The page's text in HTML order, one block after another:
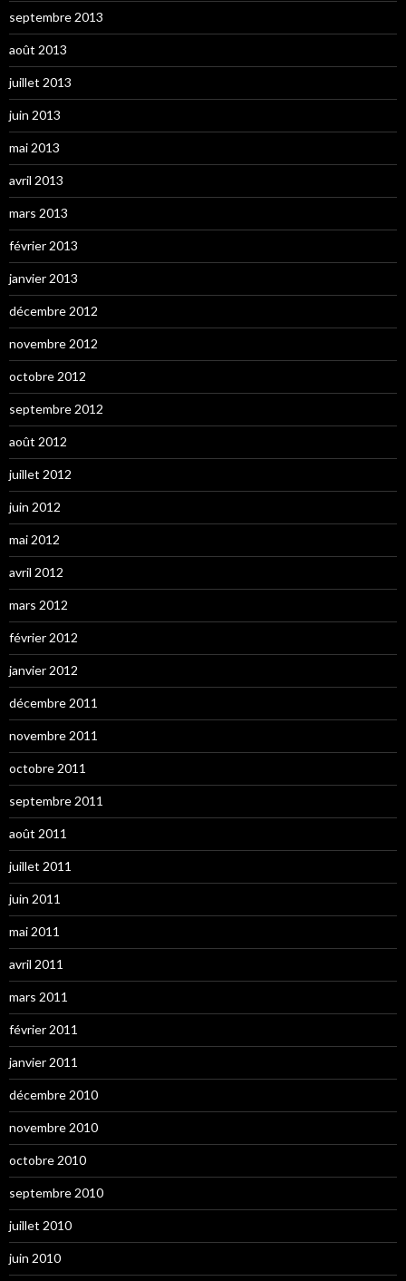
septembre 2013
août 2013
juillet 2013
juin 2013
mai 2013
avril 2013
mars 2013
février 2013
janvier 2013
décembre 2012
novembre 2012
octobre 2012
septembre 2012
août 2012
juillet 2012
juin 2012
mai 2012
avril 2012
mars 2012
février 2012
janvier 2012
décembre 2011
novembre 2011
octobre 2011
septembre 2011
août 2011
juillet 2011
juin 2011
mai 2011
avril 2011
mars 2011
février 2011
janvier 2011
décembre 2010
novembre 2010
octobre 2010
septembre 2010
juillet 2010
juin 2010